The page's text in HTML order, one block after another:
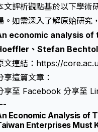
文評析觀點基於以下學術
。如需深入了解原始研究
economic analysis
、Stefan
文連結： https://
享這篇文章：
享至 Facebook 分享至
Economic Analysis of
Enterprises Must